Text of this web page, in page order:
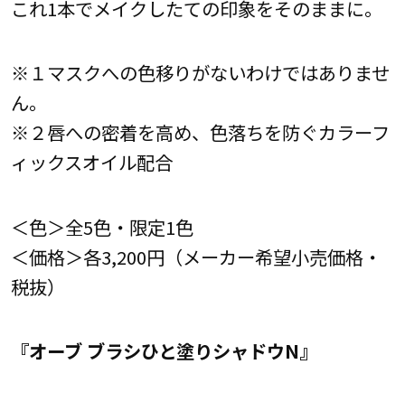
これ1本でメイクしたての印象をそのままに。
※１マスクへの色移りがないわけではありませ
ん。
※２唇への密着を高め、色落ちを防ぐカラーフ
ィックスオイル配合
＜色＞全5色・限定1色
＜価格＞各3,200円（メーカー希望小売価格・
税抜）
『オーブ ブラシひと塗りシャドウN』